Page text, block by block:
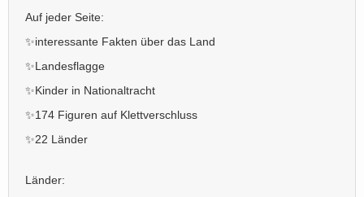
Auf jeder Seite:
✨interessante Fakten über das Land
✨Landesflagge
✨Kinder in Nationaltracht
✨174 Figuren auf Klettverschluss
✨22 Länder
Länder: